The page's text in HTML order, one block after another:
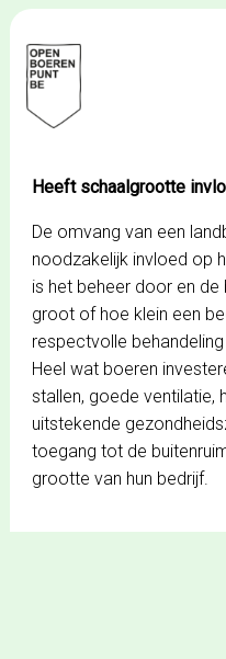
Spring
naar
inhoud
Heeft schaalgrootte
De omvang van een
noodzakelijk invloed op
is het beheer door en de
groot of hoe klein een
respectvolle
Heel wat boeren
stallen, goede ventilatie,
uitstekende
toegang tot de
grootte van hun bedrijf.